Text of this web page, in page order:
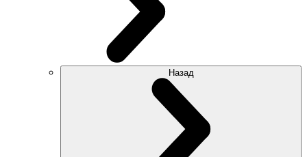
Назад